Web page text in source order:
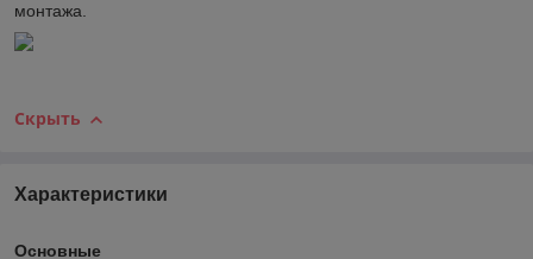
монтажа.
Скрыть
Характеристики
Основные